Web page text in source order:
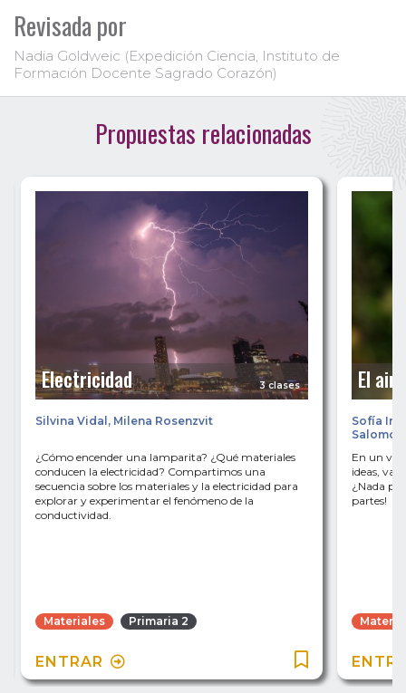
Revisada por
Nadia Goldweic (Expedición Ciencia, Instituto de
Formación Docente Sagrado Corazón)
Propuestas relacionadas
Electricidad 3 clases
Silvina Vidal , Milena Rosenzvit
¿Cómo encender una lamparita? ¿Qué materiales
conducen la electricidad? Compartimos una
secuencia sobre los materiales y la electricidad para
explorar y experimentar el fenómeno de la
conductividad.
Materiales Primaria 2
ENTRAR
El aire
Sofía
Salomón
En un
ideas,
¿Nada
partes!